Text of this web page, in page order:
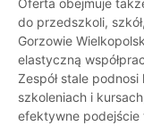
Oferta obejmuje
do przedszkoli,
Gorzowie
elastyczną
Zespół stale
szkoleniach i
efektywne podejście